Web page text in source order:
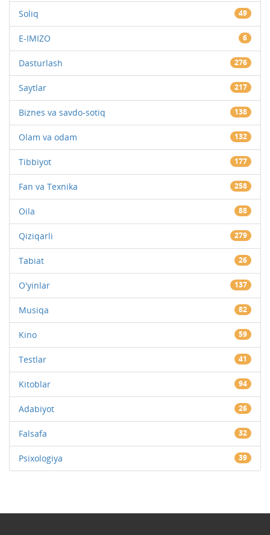
Soliq 49
E-IMIZO 6
Dasturlash 276
Saytlar 217
Biznes va savdo-sotiq 138
Olam va odam 132
Tibbiyot 177
Fan va Texnika 258
Oila 88
Qiziqarli 279
Tabiat 26
O'yinlar 137
Musiqa 82
Kino 59
Testlar 41
Kitoblar 94
Adabiyot 26
Falsafa 32
Psixologiya 39